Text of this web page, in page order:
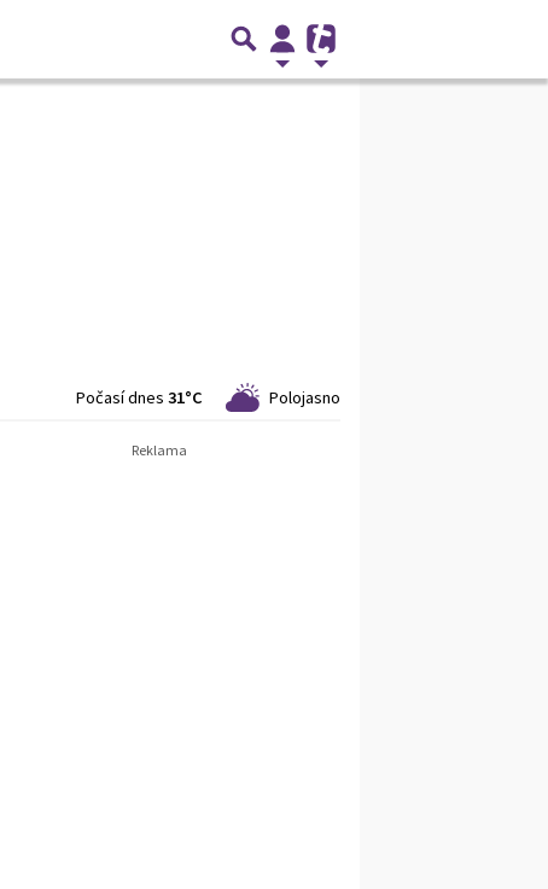
Počasí dnes 31°C Polojasno